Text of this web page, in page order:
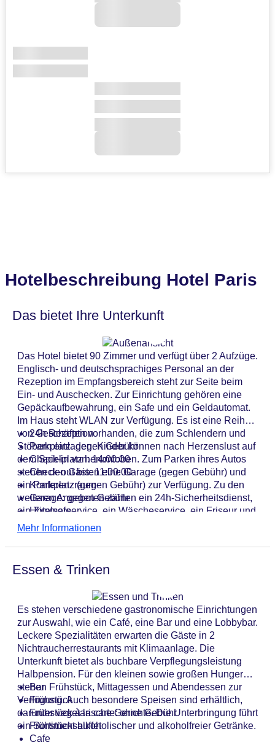
Hotelbeschreibung Hotel Paris
Das bietet Ihre Unterkunft
Das Hotel bietet 90 Zimmer und verfügt über 2 Aufzüge.
Englisch- und deutschsprachiges Personal an der
Rezeption im Empfangsbereich steht zur Seite beim
Ein- und Auschecken. Zur Einrichtung gehören eine
Gepäckaufbewahrung, ein Safe und ein Geldautomat.
Im Haus steht WLAN zur Verfügung. Es ist eine Reihe
von Geschäften vorhanden, die zum Schlendern und
Stöbern einladen. Kinder können nach Herzenslust auf
dem Spielplatz herumtoben. Zum Parken ihres Autos
stehen den Gästen eine Garage (gegen Gebühr) und
ein Parkplatz (gegen Gebühr) zur Verfügung. Zu den
weiteren Angeboten zählen ein 24h-Sicherheitsdienst,
ein Zimmerservice, ein Wäscheservice, ein Friseur und
eine Münzwäscherei. Bei Geschäftlichem hilft das
an.
24h Rezeption
Parkplatz: gegen Gebühr
Check-in von: 14:00:00
Check-out bis: 11:00:00
Konferenzraum
Garage: gegen Gebühr
Hotelsafe
WLAN/WiFi im Hotel
Anzahl der Konferenzräume: 1
Anzahl der Aufzüge: 2
Haustiere
Zimmerservice
Gesamtanzahl der Stockwerke: 5
Gesamtanzahl der Zimmer: 90
Zahlungsarten: EC Maestro, Mastercard, Visa
Landeskategorie: 4 Sterne
Mehr Informationen
Essen & Trinken
Es stehen verschiedene gastronomische Einrichtungen
zur Auswahl, wie ein Café, eine Bar und eine Lobbybar.
Leckere Spezialitäten erwarten die Gäste in 2
Nichtraucherrestaurants mit Klimaanlage. Die
Unterkunft bietet als buchbare Verpflegungsleistung
Halbpension. Für den kleinen sowie großen Hunger
stehen Frühstück, Mittagessen und Abendessen zur
Verfügung. Auch besondere Speisen sind erhältlich,
darunter vegetarische Gerichte. Die Unterbringung führt
ein Sortiment alkoholischer und alkoholfreier Getränke.
Bar
Frühstück
Frühstück à la carte: ohne Gebühr
Frühstücksbuffet
Cafe